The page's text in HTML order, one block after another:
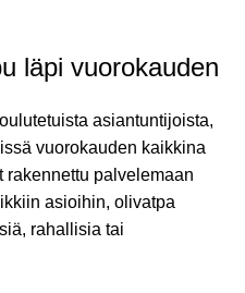
läpi vuorokauden
asiantuntijoista,
vuorokauden kaikkina
rakennettu palvelemaan
asioihin, olivatpa
rahallisia tai